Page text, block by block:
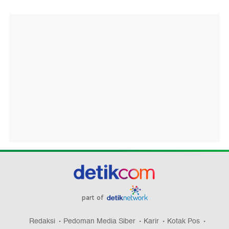
part of
Redaksi Pedoman Media Siber Karir Kotak Pos